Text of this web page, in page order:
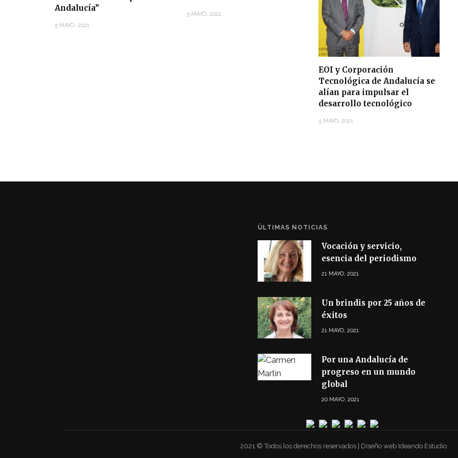
Andalucía”
5 MAYO, 2021
5 MAYO, 2021
EOI y Corporación
Tecnológica de Andalucía se
alían para impulsar el
desarrollo tecnológico
5 MAYO, 2021
ÚLTIMAS NOTICIAS
Vocación y servicio,
esencia del periodismo
21 MAYO, 2021
Un brindis por 25 años de
éxitos
21 MAYO, 2021
Por una Andalucía de
progreso en un mundo
global
20 MAYO, 2021
2021 © Todos los derechos reservados | Diseño web Ideando Estudio